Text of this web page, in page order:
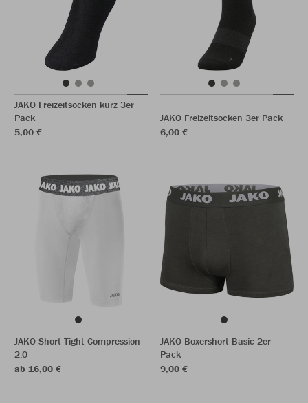
JAKO Freizeitsocken kurz 3er
Pack
5,00 €
JAKO Freizeitsocken 3er Pack
6,00 €
JAKO Short Tight Compression
2.0
ab 16,00 €
JAKO Boxershort Basic 2er
Pack
9,00 €